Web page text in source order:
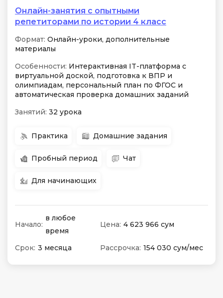
Онлайн-занятия с опытными
репетиторами по истории 4 класс
Формат: Онлайн-уроки, дополнительные
материалы
Особенности: Интерактивная IT-платформа с
виртуальной доской, подготовка к ВПР и
олимпиадам, персональный план по ФГОС и
автоматическая проверка домашних заданий
Занятий: 32 урока
Практика Домашние задания
Пробный период Чат
Для начинающих
Начало:
в любое
время
Цена: 4 623 966 сум
Срок: 3 месяца Рассрочка: 154 030 сум/мес